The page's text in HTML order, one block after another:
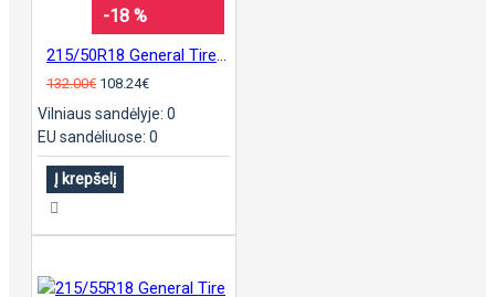
-18 %
215/50R18 General Tire Snow Grabber Plus
132.00€ 108.24€
Vilniaus sandėlyje: 0
EU sandėliuose: 0
Į krepšelį